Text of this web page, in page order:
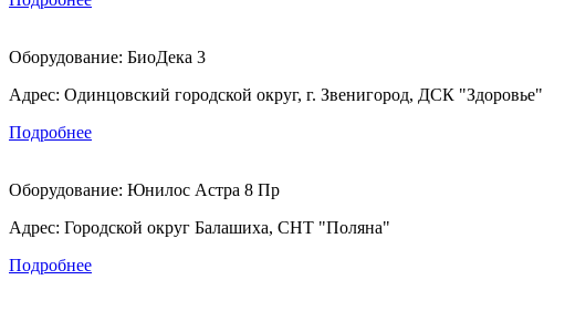
Оборудование: БиоДека 3
Адрес: Одинцовский городской округ, г. Звенигород, ДСК "Здоровье"
Подробнее
Оборудование: Юнилос Астра 8 Пр
Адрес: Городской округ Балашиха, СНТ "Поляна"
Подробнее